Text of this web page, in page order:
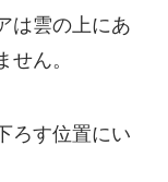
は雲の上にあ
ん。
ろす位置にい